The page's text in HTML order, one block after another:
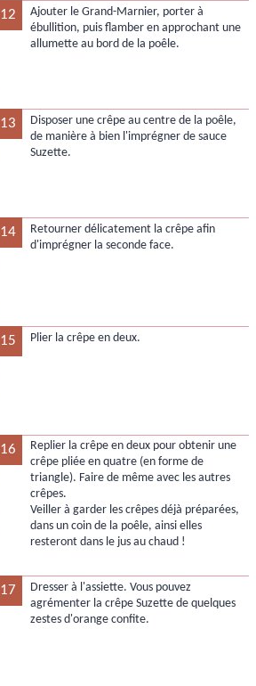
12
Ajouter le Grand-Marnier, porter à
ébullition, puis flamber en approchant une
allumette au bord de la poêle.
13
Disposer une crêpe au centre de la poêle,
de manière à bien l'imprégner de sauce
Suzette.
14
Retourner délicatement la crêpe afin
d'imprégner la seconde face.
15 Plier la crêpe en deux.
16
Replier la crêpe en deux pour obtenir une
crêpe pliée en quatre (en forme de
triangle). Faire de même avec les autres
crêpes.
Veiller à garder les crêpes déjà préparées,
dans un coin de la poêle, ainsi elles
resteront dans le jus au chaud !
17
Dresser à l'assiette. Vous pouvez
agrémenter la crêpe Suzette de quelques
zestes d'orange confite.